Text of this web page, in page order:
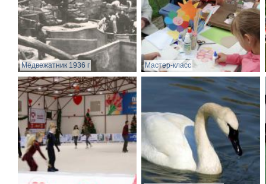
Медвежатник 1936 г Мастер-класс